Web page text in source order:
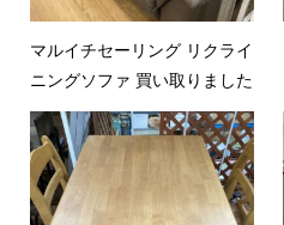
マルイチセーリング リクライ
ニングソファ 買い取りました